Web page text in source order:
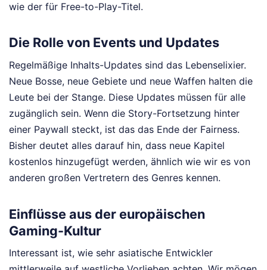
wie der für Free-to-Play-Titel.
Die Rolle von Events und Updates
Regelmäßige Inhalts-Updates sind das Lebenselixier.
Neue Bosse, neue Gebiete und neue Waffen halten die
Leute bei der Stange. Diese Updates müssen für alle
zugänglich sein. Wenn die Story-Fortsetzung hinter
einer Paywall steckt, ist das das Ende der Fairness.
Bisher deutet alles darauf hin, dass neue Kapitel
kostenlos hinzugefügt werden, ähnlich wie wir es von
anderen großen Vertretern des Genres kennen.
Einflüsse aus der europäischen
Gaming-Kultur
Interessant ist, wie sehr asiatische Entwickler